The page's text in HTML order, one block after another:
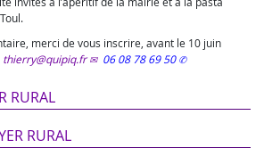
merci de vous inscrire, avant le 10 juin
thierry@quipiq.fr 06 08 78 69 50
RURAL
RURAL